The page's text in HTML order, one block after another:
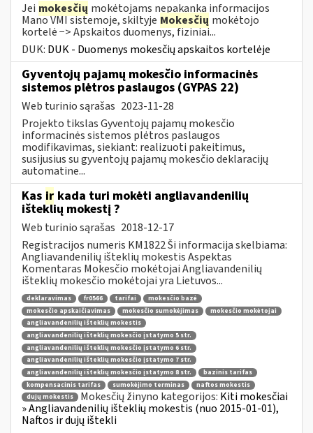
Jei mokesčių mokėtojams nepakanka informacijos
Mano VMI sistemoje, skiltyje Mokesčių mokėtojo
kortelė −> Apskaitos duomenys, fiziniai...
DUK: DUK - Duomenys mokesčių apskaitos kortelėje
Gyventojų pajamų mokesčio informacinės
sistemos plėtros paslaugos (GYPAS 22)
Web turinio sąrašas 2023-11-28
Projekto tikslas Gyventojų pajamų mokesčio
informacinės sistemos plėtros paslaugos
modifikavimas, siekiant: realizuoti pakeitimus,
susijusius su gyventojų pajamų mokesčio deklaracijų
automatine...
Kas ir kada turi mokėti angliavandenilių
išteklių mokestį ?
Web turinio sąrašas 2018-12-17
Registracijos numeris KM1822 Ši informacija skelbiama:
Angliavandenilių išteklių mokestis Aspektas
Komentaras Mokesčio mokėtojai Angliavandenilių
išteklių mokesčio mokėtojai yra Lietuvos...
deklaravimas fr0566 tarifai
mokesčio bazė
mokesčio apskaičiavimas
mokesčio sumokėjimas
mokesčio mokėtojai
angliavandenilių išteklių mokestis
angliavandenilių išteklių mokesčio įstatymo 5 str.
angliavandenilių išteklių mokesčio įstatymo 6 str.
angliavandenilių išteklių mokesčio įstatymo 7 str.
angliavandenilių išteklių mokesčio įstatymo 8 str.
bazinis tarifas
kompensacinis tarifas
sumokėjimo terminas
naftos mokestis
dujų mokestis
Mokesčių žinyno kategorijos: Kiti mokesčiai
» Angliavandenilių išteklių mokestis (nuo 2015-01-01),
Naftos ir dujų ištekli